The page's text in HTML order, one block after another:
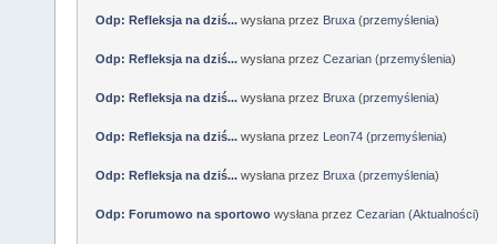
Odp: Refleksja na dziś...wysłana przez Bruxa(przemyślenia)
Odp: Refleksja na dziś...wysłana przez Cezarian(przemyślenia)
Odp: Refleksja na dziś...wysłana przez Bruxa(przemyślenia)
Odp: Refleksja na dziś...wysłana przez Leon74(przemyślenia)
Odp: Refleksja na dziś...wysłana przez Bruxa(przemyślenia)
Odp: Forumowo na sportowowysłana przez Cezarian(Aktualności)